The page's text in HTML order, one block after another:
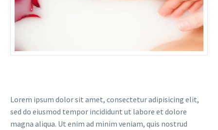
Lorem ipsum dolor sit amet, consectetur adipisicing elit,
sed do eiusmod tempor incididunt ut labore et dolore
magna aliqua. Ut enim ad minim veniam, quis nostrud